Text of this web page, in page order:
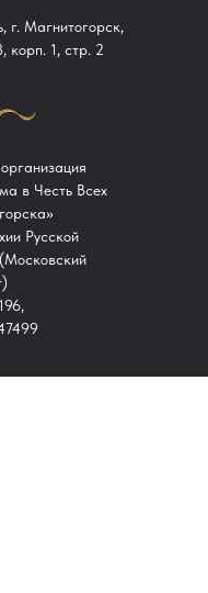
г. Магнитогорск,
корп. 1, стр. 2
в Честь Всех
Русской